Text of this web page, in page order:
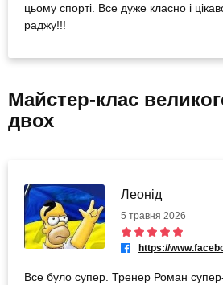
цьому спорті. Все дуже класно і
раджу!!!
Майстер-клас
двох
Леонід
5 травня 2026
Все було супер. Тренер Роман